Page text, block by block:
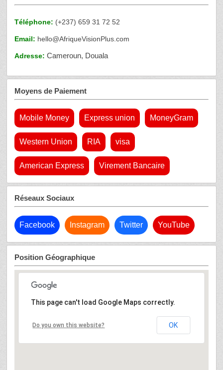
Téléphone: (+237) 659 31 72 52
Email: hello@AfriqueVisionPlus.com
Adresse: Cameroun, Douala
Moyens de Paiement
Mobile Money Express union MoneyGram
Western Union RIA visa
American Express Virement Bancaire
Réseaux Sociaux
Facebook Instagram Twitter YouTube
Position Géographique
This page can't load Google Maps correctly.
Do you own this website? OK